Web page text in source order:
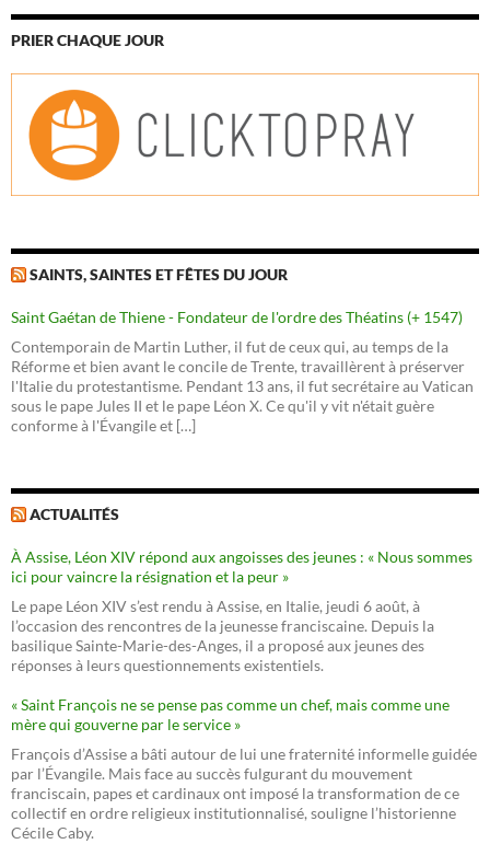
PRIER CHAQUE JOUR
SAINTS, SAINTES ET FÊTES DU JOUR
Saint Gaétan de Thiene - Fondateur de l'ordre des Théatins (+ 1547)
Contemporain de Martin Luther, il fut de ceux qui, au temps de la
Réforme et bien avant le concile de Trente, travaillèrent à préserver
l'Italie du protestantisme. Pendant 13 ans, il fut secrétaire au Vatican
sous le pape Jules II et le pape Léon X. Ce qu'il y vit n'était guère
conforme à l'Évangile et […]
ACTUALITÉS
À Assise, Léon XIV répond aux angoisses des jeunes : « Nous sommes
ici pour vaincre la résignation et la peur »
Le pape Léon XIV s’est rendu à Assise, en Italie, jeudi 6 août, à
l’occasion des rencontres de la jeunesse franciscaine. Depuis la
basilique Sainte-Marie-des-Anges, il a proposé aux jeunes des
réponses à leurs questionnements existentiels.
« Saint François ne se pense pas comme un chef, mais comme une
mère qui gouverne par le service »
François d’Assise a bâti autour de lui une fraternité informelle guidée
par l’Évangile. Mais face au succès fulgurant du mouvement
franciscain, papes et cardinaux ont imposé la transformation de ce
collectif en ordre religieux institutionnalisé, souligne l’historienne
Cécile Caby.